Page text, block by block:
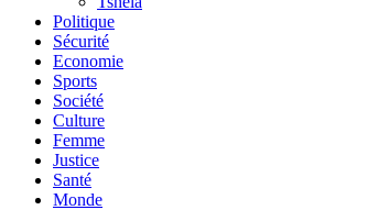
Politique
Sécurité
Economie
Sports
Société
Culture
Femme
Justice
Santé
Monde